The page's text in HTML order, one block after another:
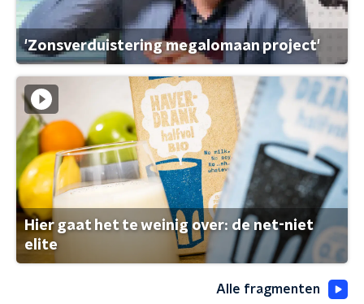
'Zonsverduistering megalomaan project'
Hier gaat het te weinig over: de net-niet
elite
Alle fragmenten